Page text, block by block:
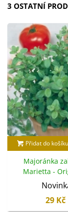
3 OSTATNÍ
Přidat do košíku
Majoránka
Marietta -
Majorana L. -
29 Kč